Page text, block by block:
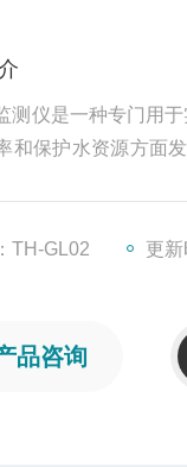
测仪是一种专门用
和保护水资源方面
TH-GL02 更
品咨询